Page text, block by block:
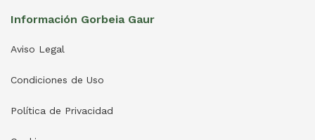
Información Gorbeia Gaur
Aviso Legal
Condiciones de Uso
Política de Privacidad